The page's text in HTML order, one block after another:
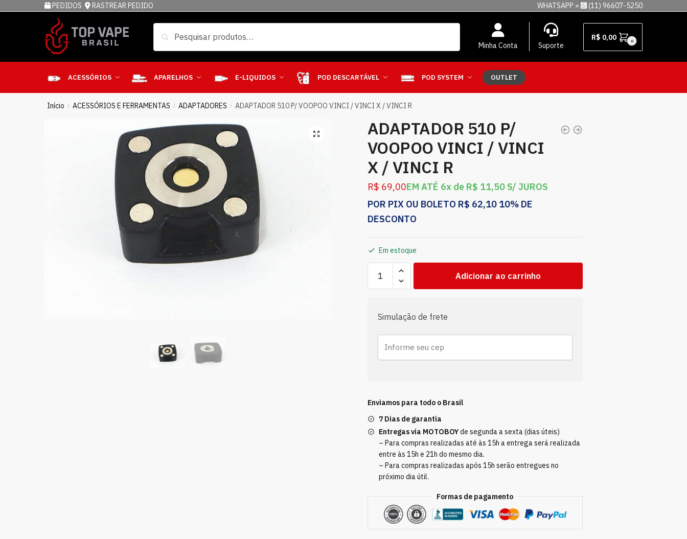
PEDIDOS RASTREAR PEDIDO WHATSAPP » (11) 96607-5250
Minha Conta Suporte
R$ 0,00 0
ACESSÓRIOS APARELHOS E-LIQUIDOS POD DESCARTÁVEL POD SYSTEM OUTLET
Início / ACESSÓRIOS E FERRAMENTAS / ADAPTADORES / ADAPTADOR 510 P/ VOOPOO VINCI / VINCI X / VINCI R
ADAPTADOR 510 P/
VOOPOO VINCI / VINCI
X / VINCI R
R$ 69,00EM ATÉ 6x de R$ 11,50 S/ JUROS
POR PIX OU BOLETO R$ 62,10 10% DE
DESCONTO
Em estoque
Adicionar ao carrinho
Simulação de frete
Enviamos para todo o Brasil
7 Dias de garantia
Entregas via MOTOBOYde segunda a sexta (dias úteis)
– Para compras realizadas até às 15h a entrega será realizada
entre às 15h e 21h do mesmo dia.
– Para compras realizadas após 15h serão entregues no
próximo dia útil.
Formas de pagamento